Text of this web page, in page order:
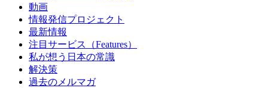
動画
情報発信プロジェクト
最新情報
注目サービス（Features）
私が想う日本の常識
解決策
過去のメルマガ